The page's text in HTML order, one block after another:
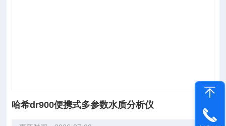
哈希dr900便携式多参数水质分析仪